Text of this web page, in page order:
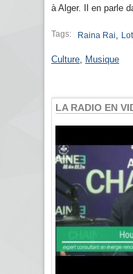
à Alger. Il en parle
Tags: Raina Rai
Culture Musique
LA RADIO EN